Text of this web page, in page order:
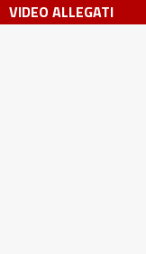
VIDEO ALLEGATI